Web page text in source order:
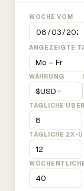
WOCHE VOM
ANGEZEIGTE
WÄHRUNG
$USD
TÄGLICHE
TÄGLICHE 2X-